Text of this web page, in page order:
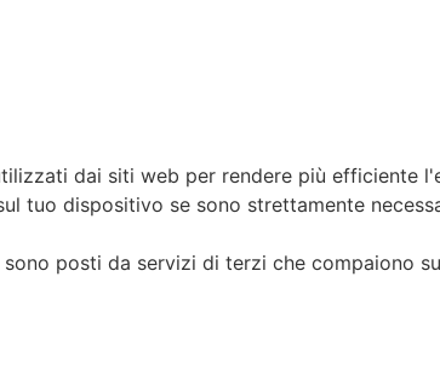
dai siti web per rendere più efficiente
tuo dispositivo se sono strettamente
posti da servizi di terzi che compaiono